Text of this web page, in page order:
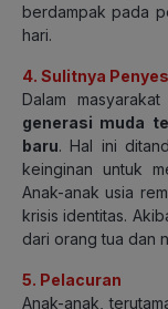
berdampak pada
hari.
4. Sulitnya
Dalam
generasi muda
baru. Hal ini
keinginan untuk
Anak-anak usia
krisis identitas.
dari orang tua dan
5. Pelacuran
Anak-anak,